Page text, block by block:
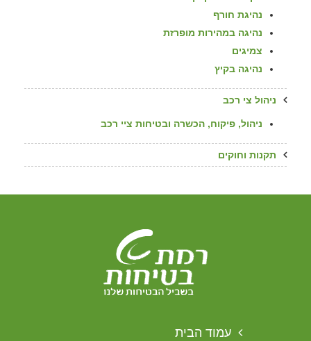
נהיגת חורף
נהיגה במהירות מופרזת
צמיגים
נהיגה בקיץ
ניהול צי רכב
ניהול, פיקוח, הכשרה ובטיחות ציי רכב
תקנות וחוקים
עמוד הבית